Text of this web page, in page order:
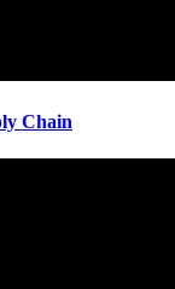
Chain